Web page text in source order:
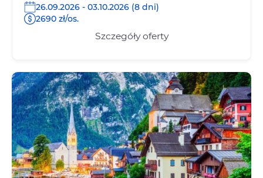
26.09.2026 - 03.10.2026 (8 dni)
2690 zł/os.
Szczegóły oferty